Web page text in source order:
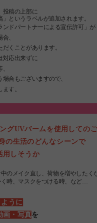
投稿の上部に
というラベルが追加されます。
ンドパートナーによる宣伝許可」が
、
くことがあります。
対応出来ずに
合もございますので、
す。
グUVバームを使用しての
の生活のどんなシーンで
しそうか
のメイク直し、荷物を増やしたく
時、マスクをつける時、など…
うに
画・写真を